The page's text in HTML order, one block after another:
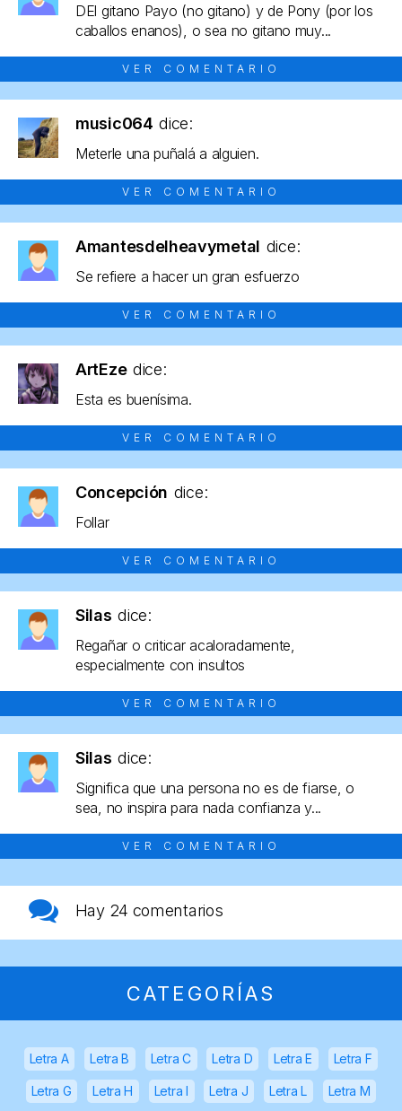
DEl gitano Payo (no gitano) y de Pony (por los
caballos enanos), o sea no gitano muy...
VER COMENTARIO
music064 dice:
Meterle una puñalá a alguien.
VER COMENTARIO
Amantesdelheavymetal dice:
Se refiere a hacer un gran esfuerzo
VER COMENTARIO
ArtEze dice:
Esta es buenísima.
VER COMENTARIO
Concepción dice:
Follar
VER COMENTARIO
Silas dice:
Regañar o criticar acaloradamente,
especialmente con insultos
VER COMENTARIO
Silas dice:
Significa que una persona no es de fiarse, o
sea, no inspira para nada confianza y...
VER COMENTARIO
Hay 24 comentarios
CATEGORÍAS
Letra A Letra B Letra C Letra D Letra E Letra F
Letra G Letra H Letra I Letra J Letra L Letra M